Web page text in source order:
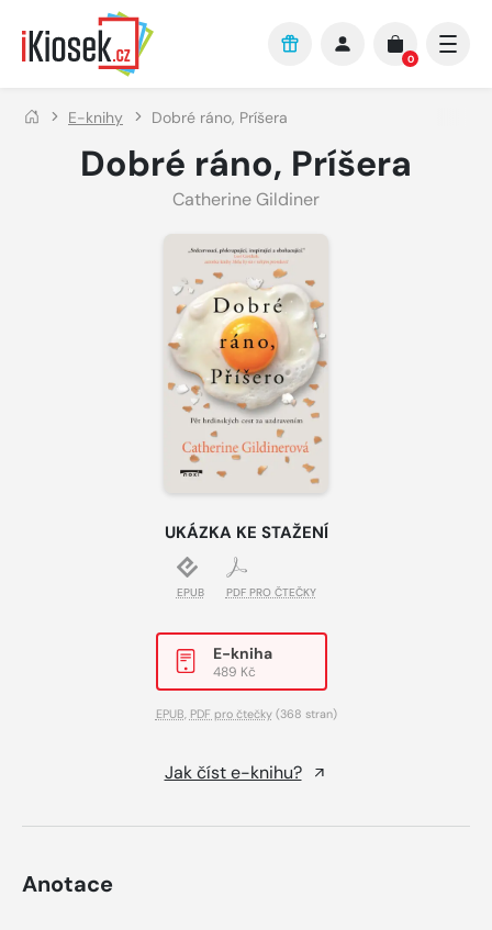
Přejít na hlavní obsah
0
E-knihy Dobré ráno, Príšera
Dobré ráno, Príšera
Catherine Gildiner
UKÁZKA KE STAŽENÍ
EPUB PDF PRO ČTEČKY
E-kniha
489 Kč
EPUB PDF pro čtečky(368 stran)
Jak číst e-knihu?
Anotace